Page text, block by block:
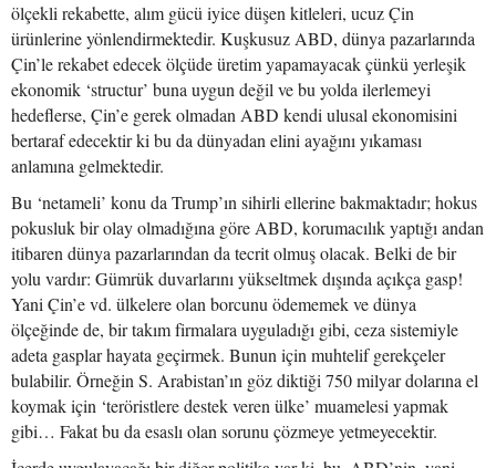
ölçekli rekabette, alım gücü iyice düşen kitleleri, ucuz Çin
ürünlerine yönlendirmektedir. Kuşkusuz ABD, dünya pazarlarında
Çin’le rekabet edecek ölçüde üretim yapamayacak çünkü yerleşik
ekonomik ‘structur’ buna uygun değil ve bu yolda ilerlemeyi
hedeflerse, Çin’e gerek olmadan ABD kendi ulusal ekonomisini
bertaraf edecektir ki bu da dünyadan elini ayağını yıkaması
anlamına gelmektedir.
Bu ‘netameli’ konu da Trump’ın sihirli ellerine bakmaktadır; hokus
pokusluk bir olay olmadığına göre ABD, korumacılık yaptığı andan
itibaren dünya pazarlarından da tecrit olmuş olacak. Belki de bir
yolu vardır: Gümrük duvarlarını yükseltmek dışında açıkça gasp!
Yani Çin’e vd. ülkelere olan borcunu ödememek ve dünya
ölçeğinde de, bir takım firmalara uyguladığı gibi, ceza sistemiyle
adeta gasplar hayata geçirmek. Bunun için muhtelif gerekçeler
bulabilir. Örneğin S. Arabistan’ın göz diktiği 750 milyar dolarına el
koymak için ‘teröristlere destek veren ülke’ muamelesi yapmak
gibi… Fakat bu da esaslı olan sorunu çözmeye yetmeyecektir.